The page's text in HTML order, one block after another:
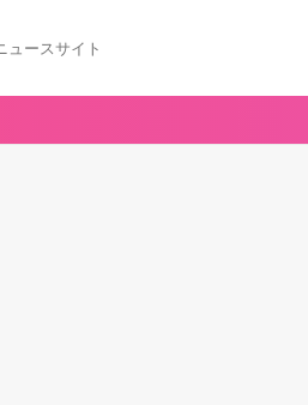
ュースサイト